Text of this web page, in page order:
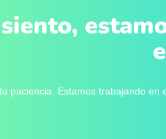
paciencia. Estamos trabajando en